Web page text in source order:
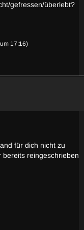
gefressen/überlebt?
17:16)
für dich nicht zu
reingeschrieben